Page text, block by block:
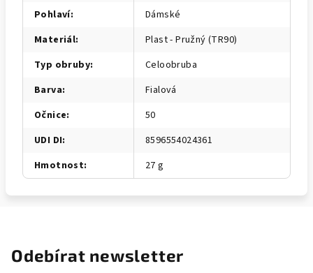
Pohlaví:
Dámské
Materiál:
Plast - Pružný (TR90)
Typ obruby:
Celoobruba
Barva:
Fialová
Očnice:
50
UDI DI:
8596554024361
Hmotnost: 27 g
Odebírat newsletter